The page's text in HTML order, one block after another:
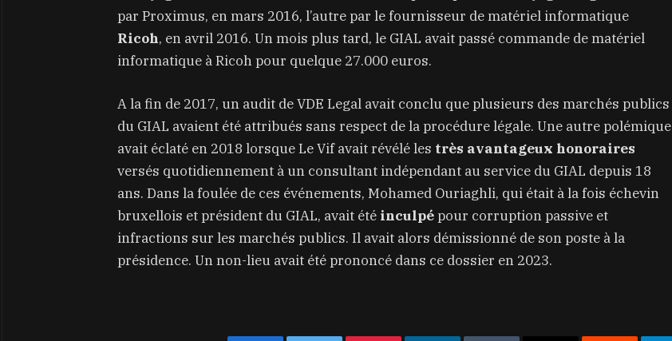
par Proximus, en mars 2016, l’autre par le fournisseur de matériel informatique
Ricoh, en avril 2016. Un mois plus tard, le GIAL avait passé commande de matériel
informatique à Ricoh pour quelque 27.000 euros.
A la fin de 2017, un audit de VDE Legal avait conclu que plusieurs des marchés publics
du GIAL avaient été attribués sans respect de la procédure légale. Une autre polémique
avait éclaté en 2018 lorsque Le Vif avait révélé les très avantageux honoraires
versés quotidiennement à un consultant indépendant au service du GIAL depuis 18
ans. Dans la foulée de ces événements, Mohamed Ouriaghli, qui était à la fois échevin
bruxellois et président du GIAL, avait été inculpépour corruption passive et
infractions sur les marchés publics. Il avait alors démissionné de son poste à la
présidence. Un non-lieu avait été prononcé dans ce dossier en 2023.